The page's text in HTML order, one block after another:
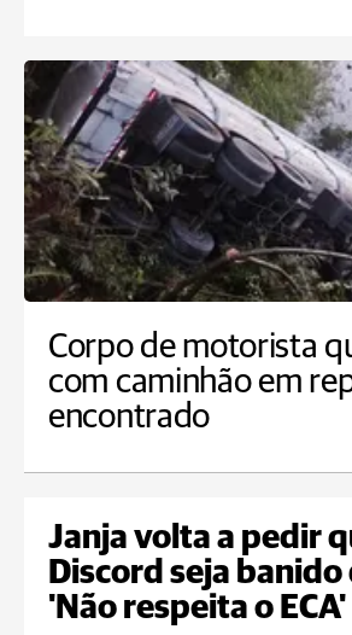
Corpo de motorista
com caminhão em
encontrado
Janja volta a pedir
Discord seja banido
'Não respeita o ECA'